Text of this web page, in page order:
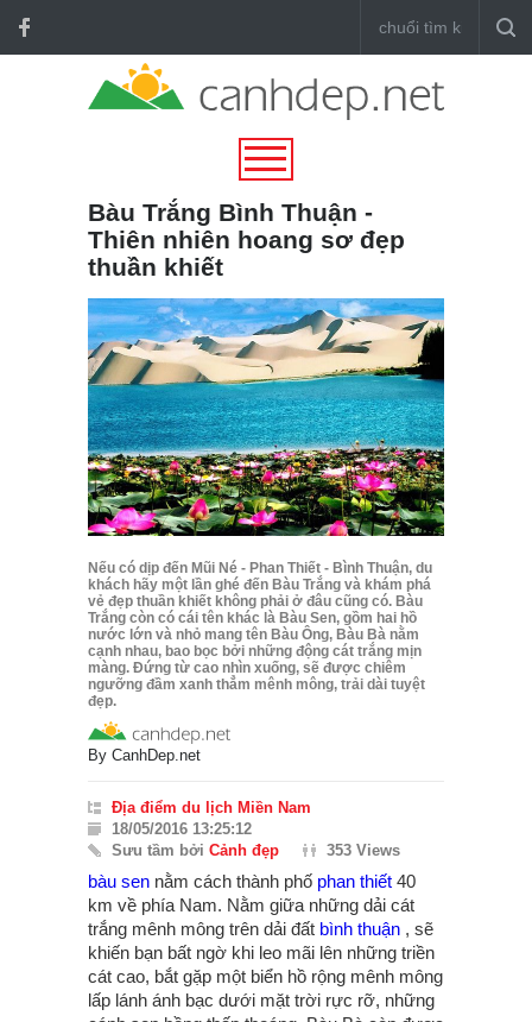
Bàu Trắng Bình Thuận -
Thiên nhiên hoang sơ đẹp
thuần khiết
Nếu có dịp đến Mũi Né - Phan Thiết - Bình Thuận, du
khách hãy một lần ghé đến Bàu Trắng và khám phá
vẻ đẹp thuần khiết không phải ở đâu cũng có. Bàu
Trắng còn có cái tên khác là Bàu Sen, gồm hai hồ
nước lớn và nhỏ mang tên Bàu Ông, Bàu Bà nằm
cạnh nhau, bao bọc bởi những động cát trắng mịn
màng. Đứng từ cao nhìn xuống, sẽ được chiêm
ngưỡng đầm xanh thẳm mênh mông, trải dài tuyệt
đẹp.
By CanhDep.net
Địa điểm du lịch Miền Nam
18/05/2016 13:25:12
Sưu tầm bởi Cảnh đẹp 353 Views
bàu sen nằm cách thành phố phan thiết 40
km về phía Nam. Nằm giữa những dải cát
trắng mênh mông trên dải đất bình thuận , sẽ
khiến bạn bất ngờ khi leo mãi lên những triền
cát cao, bắt gặp một biển hồ rộng mênh mông
lấp lánh ánh bạc dưới mặt trời rực rỡ, những